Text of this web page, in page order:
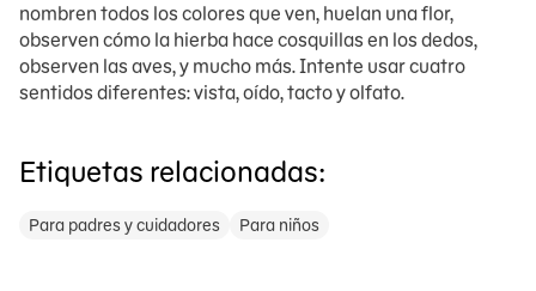
nombren todos los colores que ven, huelan una flor,
observen cómo la hierba hace cosquillas en los dedos,
observen las aves, y mucho más. Intente usar cuatro
sentidos diferentes: vista, oído, tacto y olfato.
Etiquetas relacionadas:
Para padres y cuidadores Para niños